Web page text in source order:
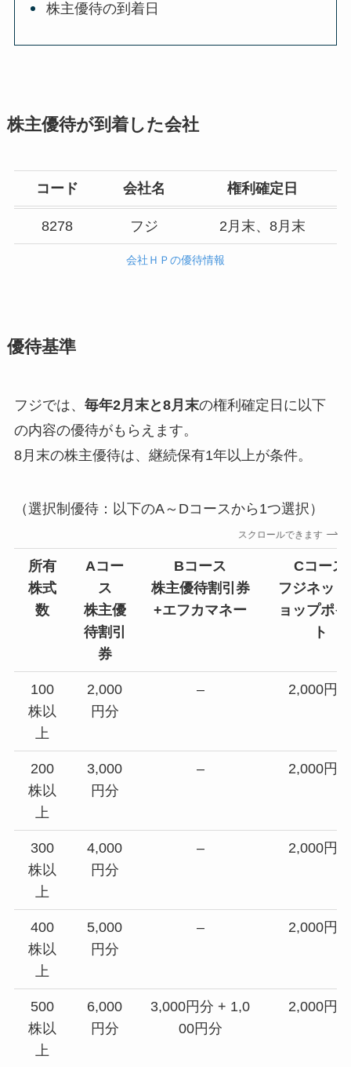
株主優待の到着日
株主優待が到着した会社
コード 会社名 権利確定日
8278 フジ 2月末、8月末
会社ＨＰの優待情報
優待基準
フジでは、 毎年2月末と8月末の権利確定日に以下
の内容の優待がもらえます。
8月末の株主優待は、継続保有1年以上が条件。
（選択制優待：以下のA～Dコースから1つ選択）
スクロールできます
所有
株式
数
Aコー
ス
株主優
待割引
券
Bコース
株主優待割引券
+エフカマネー
Cコース
フジネッ
ョップポ
ト
100
株以
上
2,000
円分
– 2,000円
200
株以
上
3,000
円分
– 2,000円
300
株以
上
4,000
円分
– 2,000円
400
株以
上
5,000
円分
– 2,000円
500
株以
上
6,000
円分
3,000円分 + 1,0
00円分
2,000円